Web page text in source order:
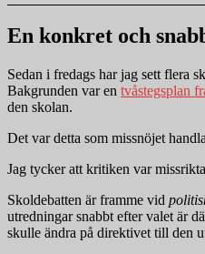
En konkret och
Sedan i fredags har jag sett flera
Bakgrunden var en tvåstegsplan
den skolan.
Det var detta som missnöjet
Jag tycker att kritiken var
Skoldebatten är framme vid
utredningar snabbt efter valet är
skulle ändra på direktivet till den